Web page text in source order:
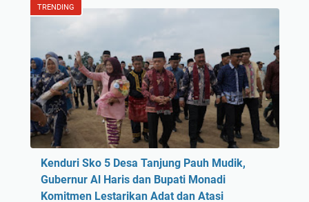
TRENDING
Kenduri Sko 5 Desa Tanjung Pauh Mudik,
Gubernur Al Haris dan Bupati Monadi
Komitmen Lestarikan Adat dan Atasi